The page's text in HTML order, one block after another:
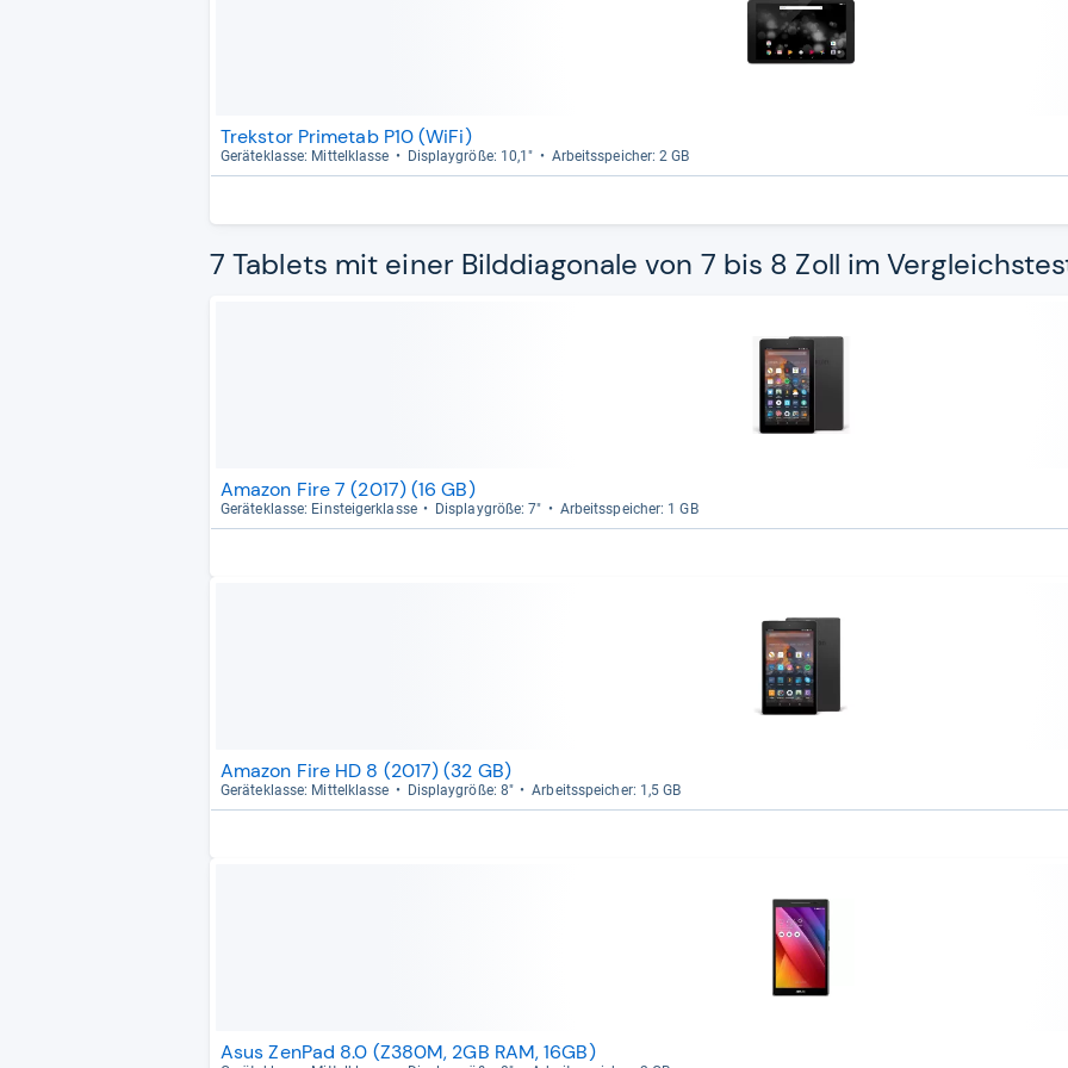
Trekstor Primetab P10 (WiFi)
Gerä­te­klasse: Mit­tel­klasse Dis­play­größe: 10,1" Arbeitsspei­cher: 2 GB
7 Tablets mit einer Bilddiagonale von 7 bis 8 Zoll im
Amazon Fire 7 (2017) (16 GB)
Gerä­te­klasse: Ein­stei­ger­klasse Dis­play­größe: 7" Arbeitsspei­cher: 1 GB
Amazon Fire HD 8 (2017) (32 GB)
Gerä­te­klasse: Mit­tel­klasse Dis­play­größe: 8" Arbeitsspei­cher: 1,5 GB
Asus ZenPad 8.0 ‏(Z380M, 2GB RAM, 16GB)